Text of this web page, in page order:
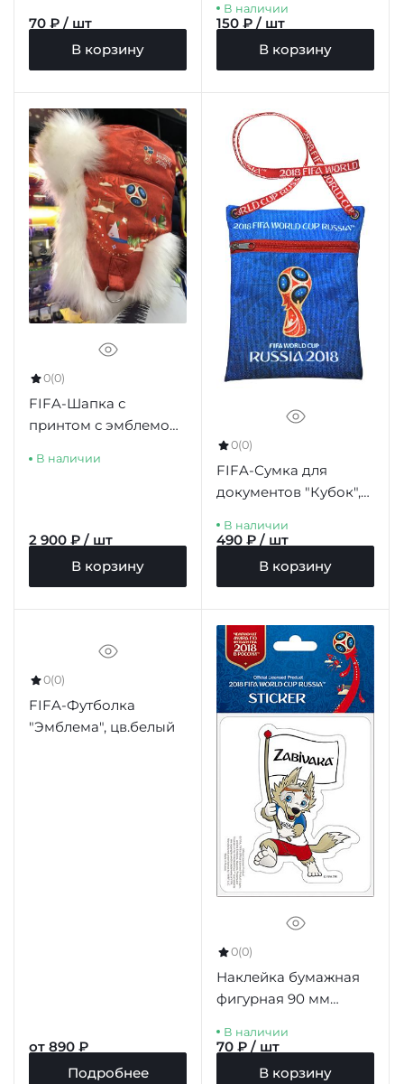
70 ₽ / шт
В корзину
д/б
В наличии
150 ₽ / шт
В корзину
0(0)
FIFA-Шапка с
принтом с эмблемой
В наличии
2 900 ₽ / шт
В корзину
0(0)
FIFA-Сумка для
документов "Кубок",
В наличии
490 ₽ / шт
В корзину
0(0)
FIFA-Футболка
"Эмблема", цв.белый
от 890 ₽
Подробнее
0(0)
Наклейка бумажная
фигурная 90 мм
В наличии
70 ₽ / шт
В корзину